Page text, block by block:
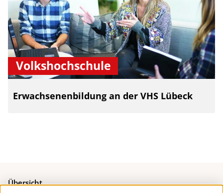
Volkshochschule
Erwachsenenbildung an der VHS Lübeck
Übersicht